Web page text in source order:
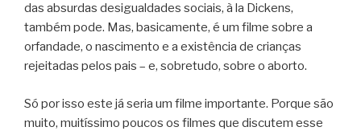
das absurdas desigualdades sociais, à la Dickens,
também pode. Mas, basicamente, é um filme sobre a
orfandade, o nascimento e a existência de crianças
rejeitadas pelos pais – e, sobretudo, sobre o aborto.
Só por isso este já seria um filme importante. Porque são
muito, muitíssimo poucos os filmes que discutem esse